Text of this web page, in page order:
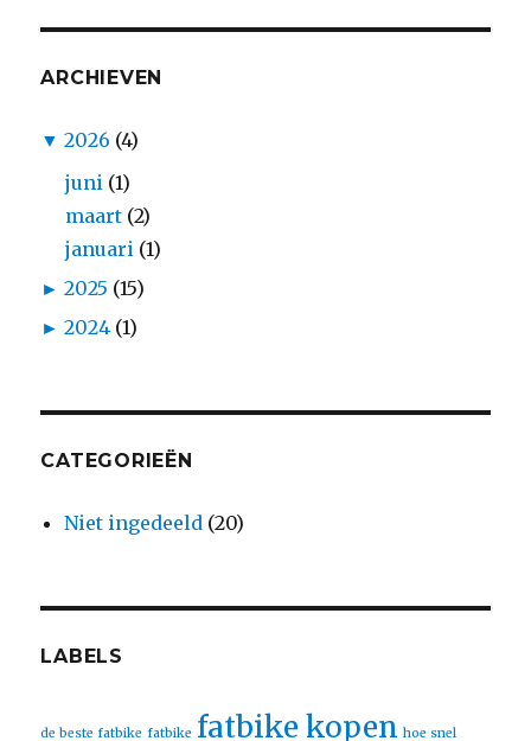
ARCHIEVEN
▼ 2026 (4)
juni (1)
maart (2)
januari (1)
► 2025 (15)
► 2024 (1)
CATEGORIEËN
Niet ingedeeld (20)
LABELS
de beste fatbike fatbike fatbike kopen hoe snel